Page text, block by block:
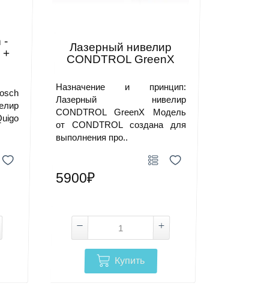
-
+
Лазерный нивелир
CONDTROL GreenX
Назначение и принцип:
Лазерный нивелир
CONDTROL GreenX Модель
от CONDTROL создана для
выполнения про..
5900₽
Купить